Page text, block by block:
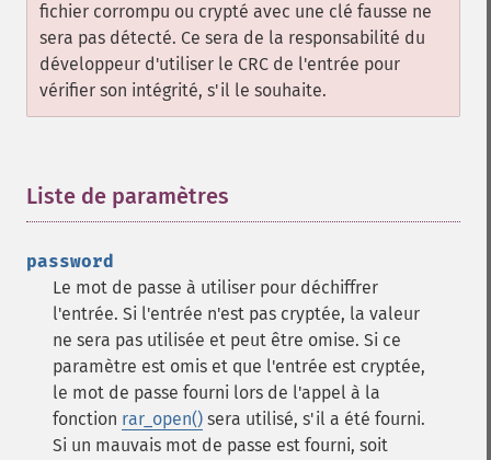
fichier corrompu ou crypté avec une clé fausse ne
sera pas détecté. Ce sera de la responsabilité du
développeur d'utiliser le CRC de l'entrée pour
vérifier son intégrité, s'il le souhaite.
Liste de paramètres
password
Le mot de passe à utiliser pour déchiffrer
l'entrée. Si l'entrée n'est pas cryptée, la valeur
ne sera pas utilisée et peut être omise. Si ce
paramètre est omis et que l'entrée est cryptée,
le mot de passe fourni lors de l'appel à la
fonction rar_open() sera utilisé, s'il a été fourni.
Si un mauvais mot de passe est fourni, soit